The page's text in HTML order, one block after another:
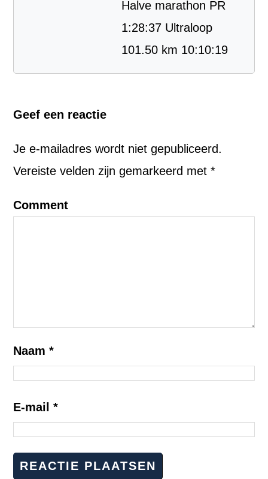
Halve marathon PR
1:28:37 Ultraloop
101.50 km 10:10:19
Geef een reactie
Je e-mailadres wordt niet gepubliceerd.
Vereiste velden zijn gemarkeerd met*
Comment
Naam*
E-mail*